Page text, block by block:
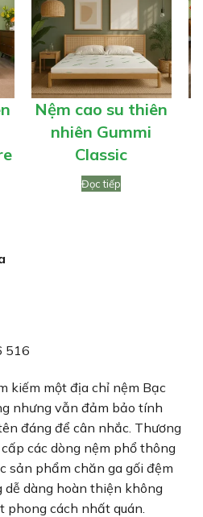
ĐANG
GIẢM
GIÁ
ĐANG
GIẢM
GIÁ
Nệm cao su thiên
nhiên Gummi
Classic
Đọc tiếp
516
kiếm một địa chỉ nệm Bạc
nhưng vẫn đảm bảo tính
đáng để cân nhắc. Thương
các dòng nệm phổ thông
sản phẩm chăn ga gối đệm
dễ dàng hoàn thiện không
cách nhất quán.